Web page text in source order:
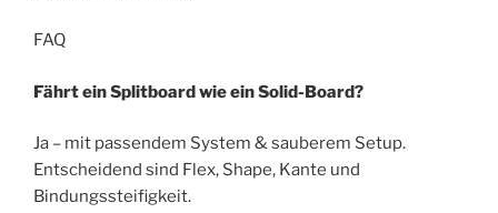
​FAQ
Fährt ein Splitboard wie ein Solid-Board?
Ja – mit passendem System & sauberem Setup.
Entscheidend sind Flex, Shape, Kante und
Bindungssteifigkeit.